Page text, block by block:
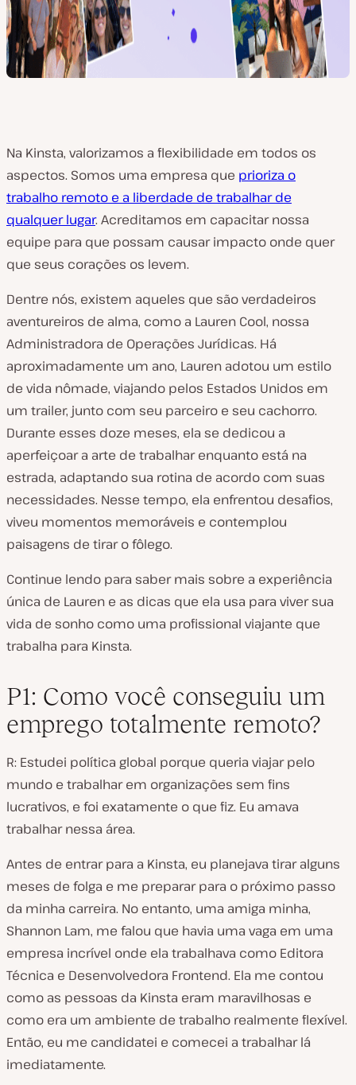
Na Kinsta, valorizamos a flexibilidade em todos os
aspectos. Somos uma empresa que prioriza o
trabalho remoto e a liberdade de trabalhar de
qualquer lugar. Acreditamos em capacitar nossa
equipe para que possam causar impacto onde quer
que seus corações os levem.
Dentre nós, existem aqueles que são verdadeiros
aventureiros de alma, como a Lauren Cool, nossa
Administradora de Operações Jurídicas. Há
aproximadamente um ano, Lauren adotou um estilo
de vida nômade, viajando pelos Estados Unidos em
um trailer, junto com seu parceiro e seu cachorro.
Durante esses doze meses, ela se dedicou a
aperfeiçoar a arte de trabalhar enquanto está na
estrada, adaptando sua rotina de acordo com suas
necessidades. Nesse tempo, ela enfrentou desafios,
viveu momentos memoráveis e contemplou
paisagens de tirar o fôlego.
Continue lendo para saber mais sobre a experiência
única de Lauren e as dicas que ela usa para viver sua
vida de sonho como uma profissional viajante que
trabalha para Kinsta.
P1: Como você conseguiu um
emprego totalmente remoto?
R: Estudei política global porque queria viajar pelo
mundo e trabalhar em organizações sem fins
lucrativos, e foi exatamente o que fiz. Eu amava
trabalhar nessa área.
Antes de entrar para a Kinsta, eu planejava tirar alguns
meses de folga e me preparar para o próximo passo
da minha carreira. No entanto, uma amiga minha,
Shannon Lam, me falou que havia uma vaga em uma
empresa incrível onde ela trabalhava como Editora
Técnica e Desenvolvedora Frontend. Ela me contou
como as pessoas da Kinsta eram maravilhosas e
como era um ambiente de trabalho realmente flexível.
Então, eu me candidatei e comecei a trabalhar lá
imediatamente.